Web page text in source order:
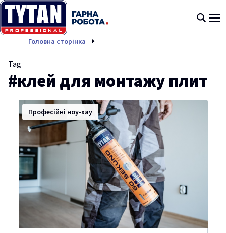
Головна сторінка
Tag
#клей для монтажу плит
Професійні ноу-хау